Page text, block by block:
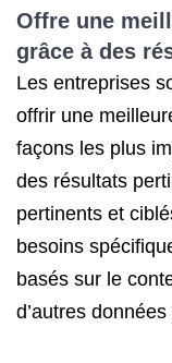
Offre une
grâce à des
Les entreprises
offrir une
façons les plus
des résultats
pertinents et
besoins
basés sur le
d’autres